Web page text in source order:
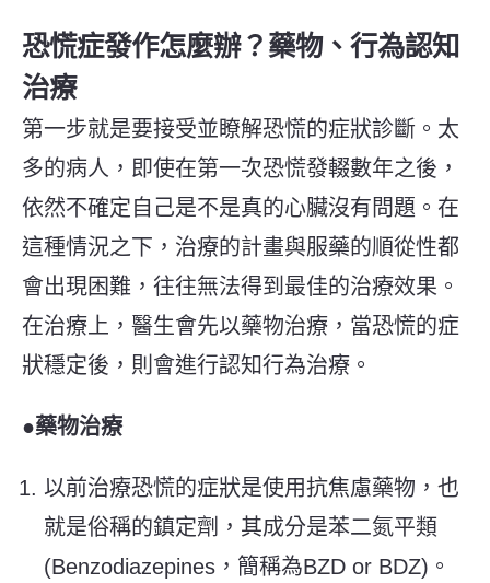
恐慌症發作怎麼辦？藥物、行為認知
治療
第一步就是要接受並瞭解恐慌的症狀診斷。太
多的病人，即使在第一次恐慌發輟數年之後，
依然不確定自己是不是真的心臟沒有問題。在
這種情況之下，治療的計畫與服藥的順從性都
會出現困難，往往無法得到最佳的治療效果。
在治療上，醫生會先以藥物治療，當恐慌的症
狀穩定後，則會進行認知行為治療。
●藥物治療
以前治療恐慌的症狀是使用抗焦慮藥物，也
就是俗稱的鎮定劑，其成分是苯二氮平類
(Benzodiazepines，簡稱為BZD or BDZ)。